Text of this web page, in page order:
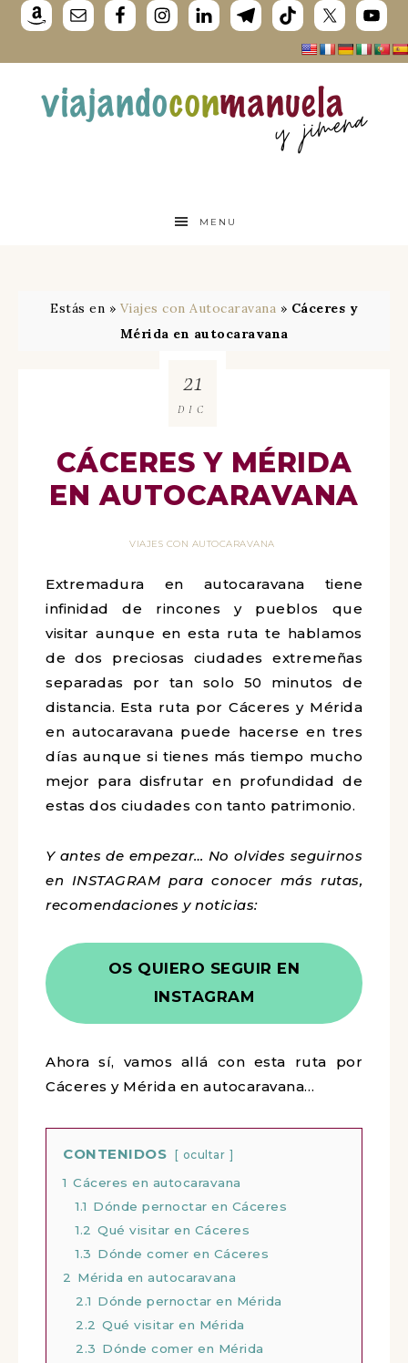
MENU
Estás en » Viajes con Autocaravana » Cáceres y
Mérida en autocaravana
CÁCERES Y MÉRIDA
EN AUTOCARAVANA
VIAJES CON AUTOCARAVANA
21
DIC
Extremadura en autocaravana tiene
infinidad de rincones y pueblos que
visitar aunque en esta ruta te hablamos
de dos preciosas ciudades extremeñas
separadas por tan solo 50 minutos de
distancia. Esta ruta por Cáceres y Mérida
en autocaravana puede hacerse en tres
días aunque si tienes más tiempo mucho
mejor para disfrutar en profundidad de
estas dos ciudades con tanto patrimonio.
Y antes de empezar… No olvides seguirnos
en INSTAGRAM para conocer más rutas,
recomendaciones y noticias:
OS QUIERO SEGUIR EN
INSTAGRAM
Ahora sí, vamos allá con esta ruta por
Cáceres y Mérida en autocaravana…
CONTENIDOS ocultar
1 Cáceres en autocaravana
1.1 Dónde pernoctar en Cáceres
1.2 Qué visitar en Cáceres
1.3 Dónde comer en Cáceres
2
Mérida en autocaravana
2.1 Dónde pernoctar en Mérida
2.2 Qué visitar en Mérida
2.3 Dónde comer en Mérida